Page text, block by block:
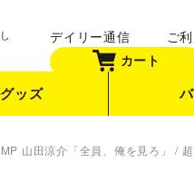
デイリー通信 ご
カート
ッズ
山田涼介「全員、俺を見ろ」 /